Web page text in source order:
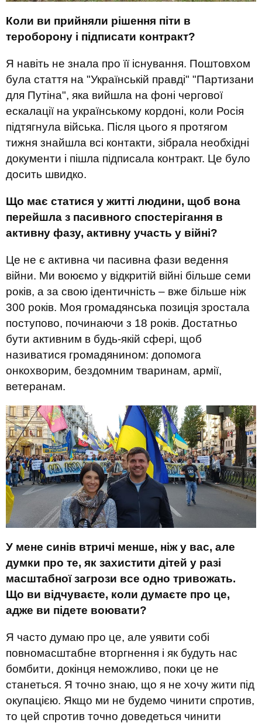
Коли ви прийняли рішення піти в
тероборону і підписати контракт?
Я навіть не знала про її існування. Поштовхом
була стаття на "Українській правді" "Партизани
для Путіна", яка вийшла на фоні чергової
ескалації на українському кордоні, коли Росія
підтягнула війська. Після цього я протягом
тижня знайшла всі контакти, зібрала необхідні
документи і пішла підписала контракт. Це було
досить швидко.
Що має статися у житті людини, щоб вона
перейшла з пасивного спостерігання в
активну фазу, активну участь у війні?
Це не є активна чи пасивна фази ведення
війни. Ми воюємо у відкритій війні більше семи
років, а за свою ідентичність – вже більше ніж
300 років. Моя громадянська позиція зростала
поступово, починаючи з 18 років. Достатньо
бути активним в будь-якій сфері, щоб
називатися громадянином: допомога
онкохворим, бездомним тваринам, армії,
ветеранам.
У мене синів втричі менше, ніж у вас, але
думки про те, як захистити дітей у разі
масштабної загрози все одно тривожать.
Що ви відчуваєте, коли думаєте про це,
адже ви підете воювати?
Я часто думаю про це, але уявити собі
повномасштабне вторгнення і як будуть нас
бомбити, докінця неможливо, поки це не
станеться. Я точно знаю, що я не хочу жити під
окупацією. Якщо ми не будемо чинити спротив,
то цей спротив точно доведеться чинити